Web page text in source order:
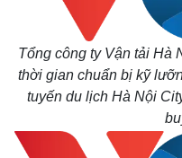
Tổng công ty Vận tải Hà
thời gian chuẩn bị kỹ
tuyến du lịch Hà Nội